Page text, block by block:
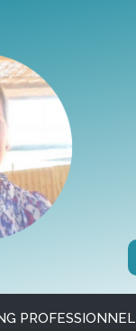
PROFESSIONNEL